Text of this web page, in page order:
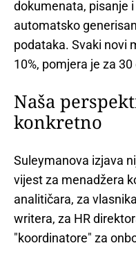
dokumenata, pisanje
automatsko
podataka. Svaki novi
10%, pomjera je za 30
Naša
konkretno
Suleymanova izjava
vijest za menadžera
analitičara, za
writera, za HR
"koordinatore" za